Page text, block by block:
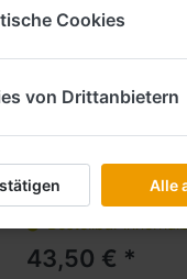
Sortieren
RIETZE
* Preise inkl. MwSt.,
43,50 € *
Cookies
von Drittanbietern
Alle